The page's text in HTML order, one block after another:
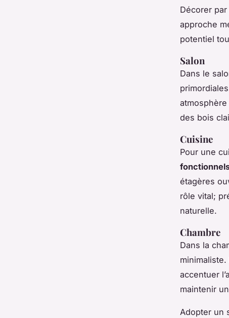
Décorer
approche
potentiel
Salon
Dans le
des bois
Cuisine
Pour une
étagères
rôle vital;
naturelle.
Chambre
Dans la
accentuer
maintenir
Adopter un